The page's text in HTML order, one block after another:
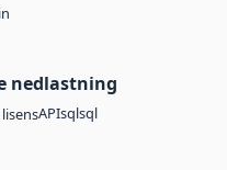
nedlastning
APIsqlsql